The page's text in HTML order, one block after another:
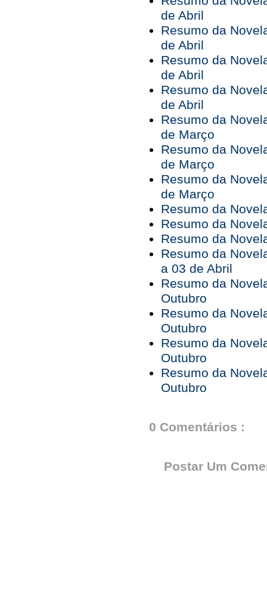
de Abril
Resumo da
de Abril
Resumo da
de Abril
Resumo da
de Abril
Resumo da
de Março
Resumo da
de Março
Resumo da
de Março
Resumo da
Resumo da
Resumo da
Resumo da
a 03 de Abril
Resumo da
Outubro
Resumo da
Outubro
Resumo da
Outubro
Resumo da
Outubro
0 Comentários :
Postar Um